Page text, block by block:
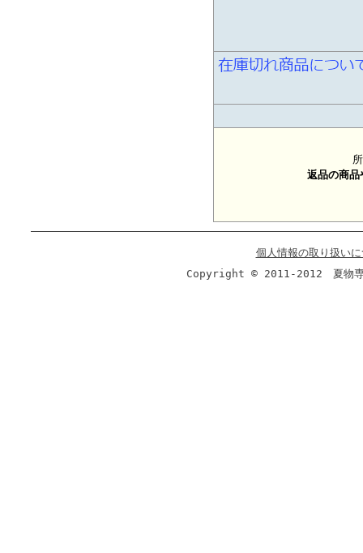
返品の商品
個人情報の取り扱い
Copyright © 2011-2012 夏物